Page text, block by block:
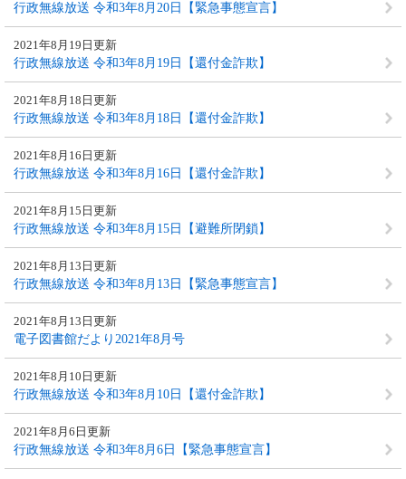
行政無線放送 令和3年8月20日【緊急事態宣言】
行政無線放送 令和3年8月19日【還付金詐欺】
2021年8月19日更新
行政無線放送 令和3年8月18日【還付金詐欺】
2021年8月18日更新
行政無線放送 令和3年8月16日【還付金詐欺】
2021年8月16日更新
行政無線放送 令和3年8月15日【避難所閉鎖】
2021年8月15日更新
行政無線放送 令和3年8月13日【緊急事態宣言】
2021年8月13日更新
電子図書館だより2021年8月号
2021年8月13日更新
行政無線放送 令和3年8月10日【還付金詐欺】
2021年8月10日更新
行政無線放送 令和3年8月6日【緊急事態宣言】
2021年8月6日更新